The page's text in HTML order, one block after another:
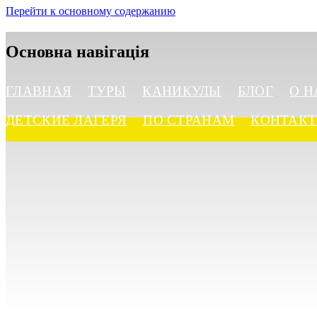
Перейти к основному содержанию
Основна навігація
ГЛАВНАЯ ТУРЫ КАНИКУЛЫ БЛОГ
О
ДЕТСКИЕ ЛАГЕРЯ
ПО СТРАНАМ